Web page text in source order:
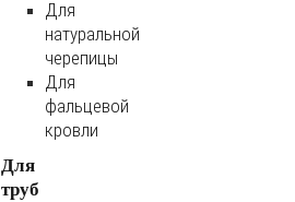
Для
натуральной
черепицы
Для
фальцевой
кровли
Для
труб